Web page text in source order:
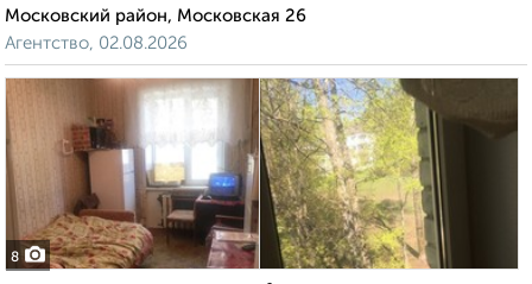
Московский район, Московская 26
Агентство, 02.08.2026
8